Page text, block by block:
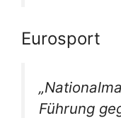
Eurosport
Führung